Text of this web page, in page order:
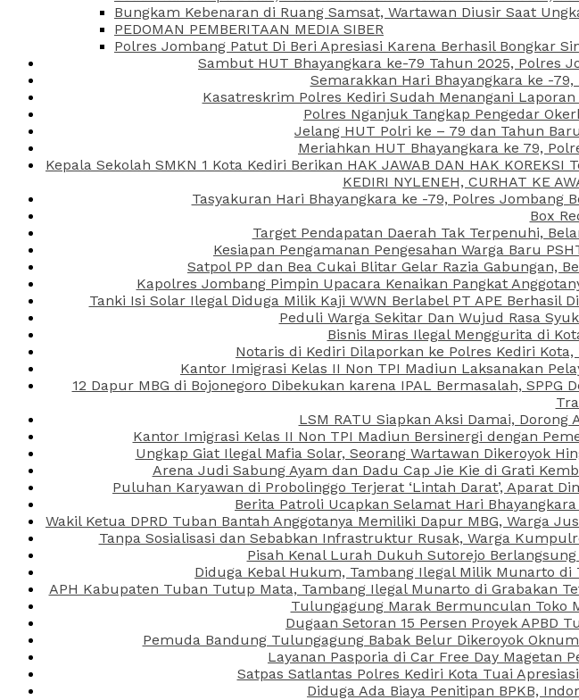
Bungkam Kebenaran di Ruang Samsat, Wartawan Diusir Saat
PEDOMAN PEMBERITAAN MEDIA SIBER
Polres Jombang Patut Di Beri Apresiasi Karena Berhasil Bongkar
Sambut HUT Bhayangkara ke-79 Tahun 2025, Polres
Semarakkan Hari Bhayangkara ke -
Kasatreskrim Polres Kediri Sudah Menangani
Polres Nganjuk Tangkap Pengedar
Jelang HUT Polri ke – 79 dan Tahun
Meriahkan HUT Bhayangkara ke 79,
Kepala Sekolah SMKN 1 Kota Kediri Berikan HAK JAWAB DAN HAK
KEDIRI NYLENEH, CURHAT KE
Tasyakuran Hari Bhayangkara ke -79, Polres Jombang
Box
Target Pendapatan Daerah Tak Terpenuhi,
Kesiapan Pengamanan Pengesahan Warga Baru
Satpol PP dan Bea Cukai Blitar Gelar Razia Gabungan,
Kapolres Jombang Pimpin Upacara Kenaikan Pangkat
Tanki Isi Solar Ilegal Diduga Milik Kaji WWN Berlabel PT APE
Peduli Warga Sekitar Dan Wujud Rasa
Bisnis Miras Ilegal Menggurita di
Notaris di Kediri Dilaporkan ke Polres Kediri Kota,
Kantor Imigrasi Kelas II Non TPI Madiun Laksanakan
12 Dapur MBG di Bojonegoro Dibekukan karena IPAL Bermasalah,
LSM RATU Siapkan Aksi Damai,
Kantor Imigrasi Kelas II Non TPI Madiun Bersinergi dengan
Ungkap Giat Ilegal Mafia Solar, Seorang Wartawan Dikeroyok
Arena Judi Sabung Ayam dan Dadu Cap Jie Kie di Grati
Puluhan Karyawan di Probolinggo Terjerat ‘Lintah Darat’, Aparat
Berita Patroli Ucapkan Selamat Hari
Wakil Ketua DPRD Tuban Bantah Anggotanya Memiliki Dapur MBG, Warga
Tanpa Sosialisasi dan Sebabkan Infrastruktur Rusak, Warga
Pisah Kenal Lurah Dukuh Sutorejo
Diduga Kebal Hukum, Tambang Ilegal Milik Munarto
APH Kabupaten Tuban Tutup Mata, Tambang Ilegal Munarto di Grabakan
Tulungagung Marak Bermunculan Toko
Dugaan Setoran 15 Persen Proyek APBD
Pemuda Bandung Tulungagung Babak Belur Dikeroyok
Layanan Pasporia di Car Free Day Magetan
Satpas Satlantas Polres Kediri Kota Tuai
Diduga Ada Biaya Penitipan BPKB,